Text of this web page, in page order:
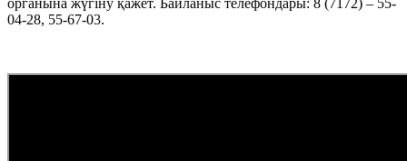
органына жүгіну қажет. Байланыс телефондары: 8 (7172) – 55-
04-28, 55-67-03.